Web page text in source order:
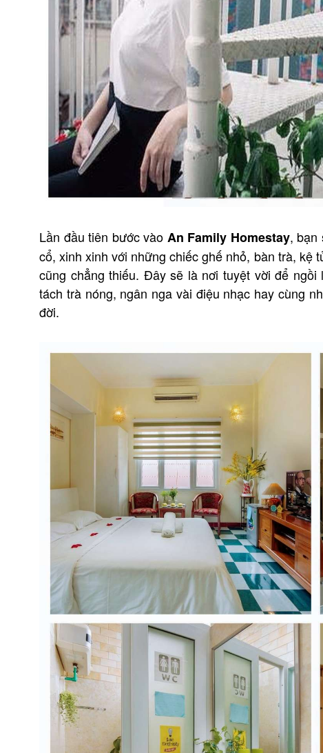
Lần đầu tiên bước vào An Family Homestay, bạn
cổ, xinh xinh với những chiếc ghế nhỏ, bàn trà,
cũng chẳng thiếu. Đây sẽ là nơi tuyệt vời để
tách trà nóng, ngân nga vài điệu nhạc hay cùng
đời.